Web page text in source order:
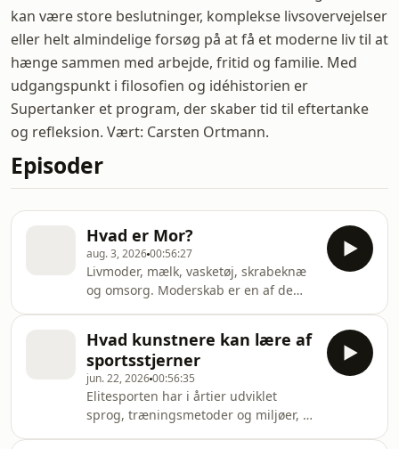
kan være store beslutninger, komplekse livsovervejelser
eller helt almindelige forsøg på at få et moderne liv til at
hænge sammen med arbejde, fritid og familie. Med
udgangspunkt i filosofien og idéhistorien er
Supertanker et program, der skaber tid til eftertanke
og refleksion. Vært: Carsten Ortmann.
Episoder
Hvad er Mor?
aug. 3, 202600:56:27
Livmoder, mælk, vasketøj, skrabeknæ
og omsorg. Moderskab er en af de
finde sprog for. Mor er krop, stemme,
arbejde og myte. Og et fænomen som
litteraturen har forsøgt at skrive sig
ind i. To kvinder med hvert deres
"mor-kontor" men med en universel
erfaring, giver deres bud på år de
Hvad kunstnere kan lære af
sportsstjerner
jun. 22, 202600:56:35
Elitesporten har i årtier udviklet
sprog, træningsmetoder og miljøer, så